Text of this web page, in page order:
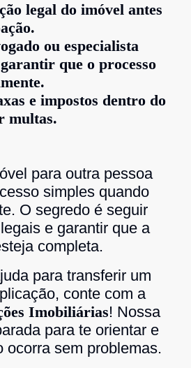
legal do imóvel antes
ou especialista
que o processo
e impostos dentro do
multas.
para outra pessoa
simples quando
O segredo é seguir
e garantir que a
completa.
para transferir um
conte com a
Imobiliárias! Nossa
para te orientar e
ocorra sem problemas.